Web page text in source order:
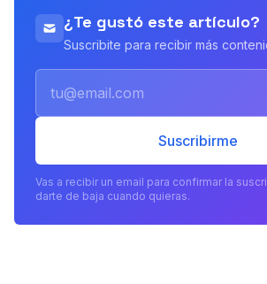
¿Te gustó este artículo?
Suscribite para recibir más
Suscribirme
Vas a recibir un email para confirmar la
darte de baja cuando quieras.